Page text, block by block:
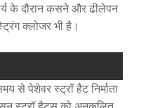
के दौरान कसने और ढीलेपन
क्लोजर भी है।
से पेशेवर स्ट्रॉ हैट निर्माता